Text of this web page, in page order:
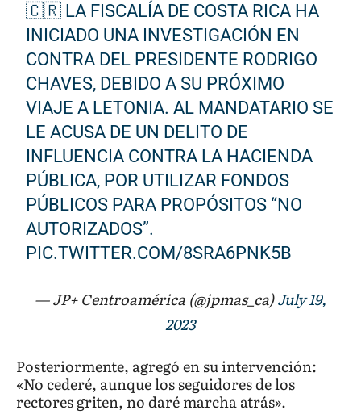
🇨🇷 LA FISCALÍA DE COSTA RICA HA
INICIADO UNA INVESTIGACIÓN EN
CONTRA DEL PRESIDENTE RODRIGO
CHAVES, DEBIDO A SU PRÓXIMO
VIAJE A LETONIA. AL MANDATARIO SE
LE ACUSA DE UN DELITO DE
INFLUENCIA CONTRA LA HACIENDA
PÚBLICA, POR UTILIZAR FONDOS
PÚBLICOS PARA PROPÓSITOS “NO
AUTORIZADOS”.
PIC.TWITTER.COM/8SRA6PNK5B
— JP+ Centroamérica (@jpmas_ca)July 19,
2023
Posteriormente, agregó en su intervención:
«No cederé, aunque los seguidores de los
rectores griten, no daré marcha atrás».